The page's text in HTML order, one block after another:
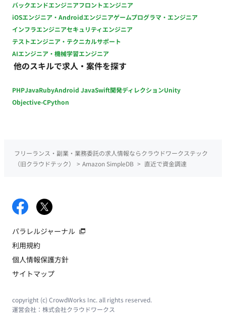
バックエンドエンジニアフロントエンジニア
iOSエンジニア・Androidエンジニアゲームプログラマ・エンジニア
インフラエンジニアセキュリティエンジニア
テストエンジニア・テクニカルサポート
AIエンジニア・機械学習エンジニア
他のスキルで求人・案件を探す
PHPJavaRubyAndroid JavaSwift開発ディレクションUnity
Objective-CPython
フリーランス・副業・業務委託の求人情報ならクラウドワークステック
（旧クラウドテック）
> Amazon SimpleDB > 直近で資金調達
パラレルジャーナル
利用規約
個人情報保護方針
サイトマップ
copyright (c) CrowdWorks Inc. all rights reserved.
運営会社： 株式会社クラウドワークス